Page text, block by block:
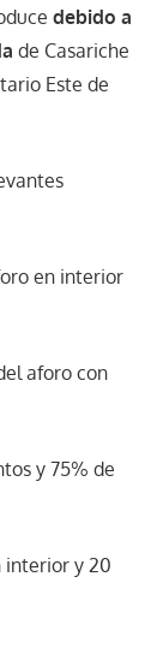
debido a
de Casariche
Este de
en interior
aforo con
y 75% de
interior y 20